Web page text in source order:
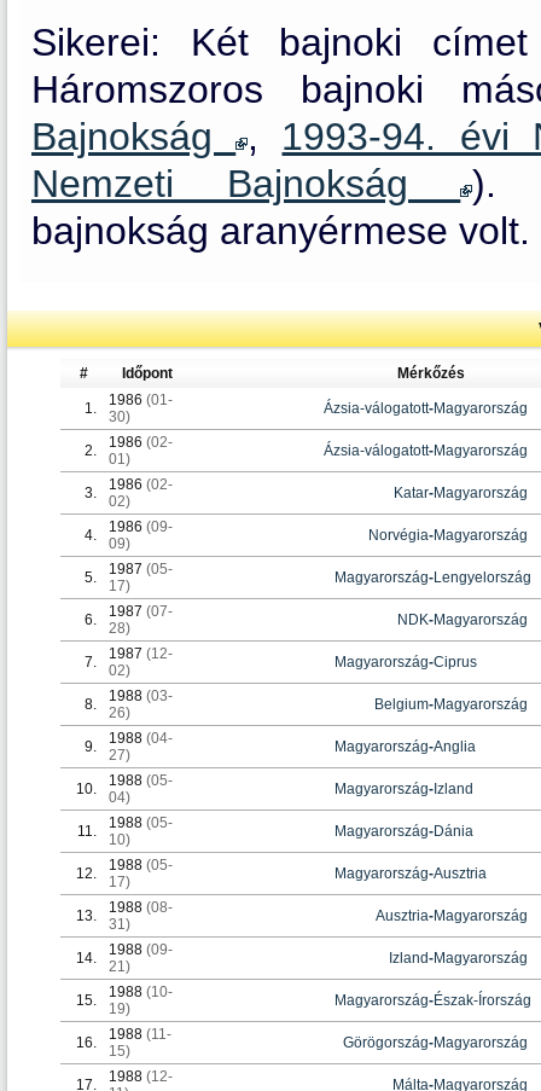
Sikerei: Két bajnoki
Háromszoros bajnoki
Bajnokság , 1993-94. évi
Nemzeti Bajnokság ).
bajnokság aranyérmese volt.
# Időpont Mérkőzés
1. 1986 (01-
30)
Ázsia-válogatott-Magyarország
2. 1986 (02-
01)
Ázsia-válogatott-Magyarország
3. 1986 (02-
02)
Katar-Magyarország
4. 1986 (09-
09)
Norvégia-Magyarország
5. 1987 (05-
17)
Magyarország-Lengyelország
6. 1987 (07-
28)
NDK-Magyarország
7. 1987 (12-
02)
Magyarország-Ciprus
8. 1988 (03-
26)
Belgium-Magyarország
9. 1988 (04-
27)
Magyarország-Anglia
10. 1988 (05-
04)
Magyarország- Izland
11. 1988 (05-
10)
Magyarország-Dánia
12. 1988 (05-
17)
Magyarország-Ausztria
13. 1988 (08-
31)
Ausztria-Magyarország
14. 1988 (09-
21)
Izland-Magyarország
15. 1988 (10-
19)
Magyarország-Észak-Írország
16. 1988 (11-
15)
Görögország-Magyarország
17. 1988 (12-
Málta-Magyarország